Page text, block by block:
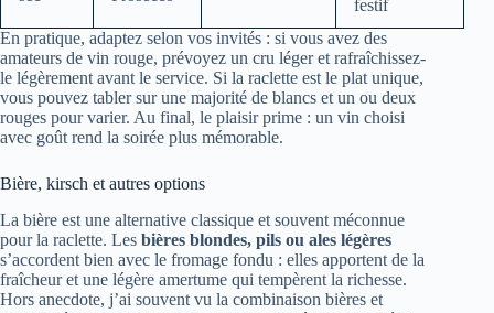
festif
En pratique, adaptez selon vos invités : si vous avez des
amateurs de vin rouge, prévoyez un cru léger et rafraîchissez-
le légèrement avant le service. Si la raclette est le plat unique,
vous pouvez tabler sur une majorité de blancs et un ou deux
rouges pour varier. Au final, le plaisir prime : un vin choisi
avec goût rend la soirée plus mémorable.
Bière, kirsch et autres options
La bière est une alternative classique et souvent méconnue
pour la raclette. Les bières blondes, pils ou ales légères
s’accordent bien avec le fromage fondu : elles apportent de la
fraîcheur et une légère amertume qui tempèrent la richesse.
Hors anecdote, j’ai souvent vu la combinaison bières et